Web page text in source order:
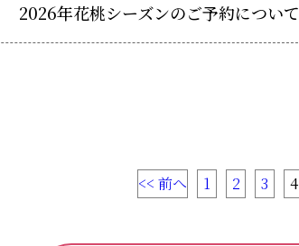
2026年花桃シーズンのご予約について
<< 前へ 1 2 3 4